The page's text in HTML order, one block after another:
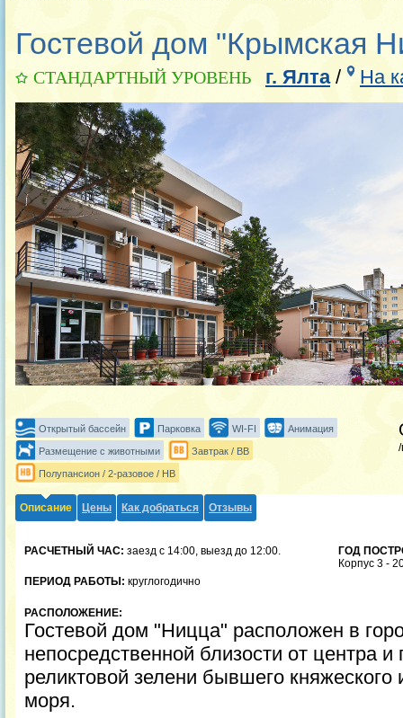
Гостевой дом "Крымская
СТАНДАРТНЫЙ УРОВЕНЬ г. Ялта/ На
Открытый бассейн Парковка WI-FI Анимация
Размещение с животными Завтрак / BB
Полупансион / 2-разовое / HB
Описание Цены Как добраться Отзывы
РАСЧЕТНЫЙ ЧАС: заезд с 14:00, выезд до 12:00.
ГОД
Корпус 3 -
ПЕРИОД РАБОТЫ: круглогодично
РАСПОЛОЖЕНИЕ:
Гостевой дом "Ницца" расположен в
непосредственной близости от центра
реликтовой зелени бывшего
моря.